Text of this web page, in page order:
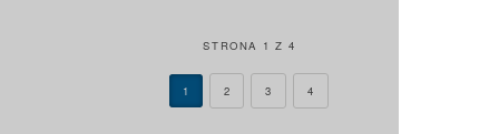
STRONA 1 Z 4
1 2 3 4